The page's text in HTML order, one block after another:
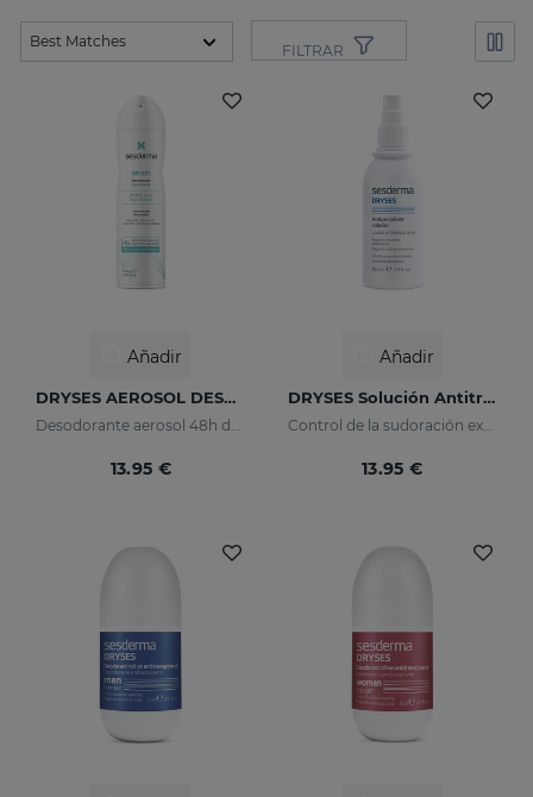
FILTRAR
Añadir
DRYSES AEROSOL DESODORANTE 150ML
Desodorante aerosol 48h de protección.
13.95 €
Añadir
DRYSES Solución Antitranspirante
Control de la sudoración excesiva
13.95 €